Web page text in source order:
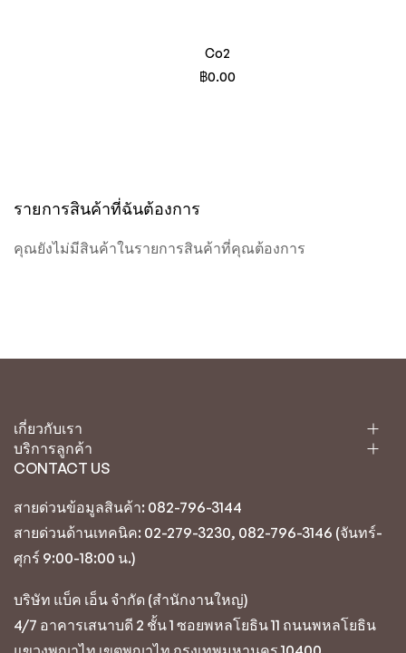
Co2
฿0.00
รายการสินค้าที่ฉันต้องการ
คุณยังไม่มีสินค้าในรายการสินค้าที่คุณต้องการ
เกี่ยวกับเรา
บริการลูกค้า
CONTACT US
สายด่วนข้อมูลสินค้า: 082-796-3144
สายด่วนด้านเทคนิค: 02-279-3230, 082-796-3146 (จันทร์-
ศุกร์ 9:00-18:00 น.)
บริษัท แบ็ค เอ็น จำกัด (สำนักงานใหญ่)
4/7 อาคารเสนาบดี 2 ชั้น 1 ซอยพหลโยธิน 11 ถนนพหลโยธิน